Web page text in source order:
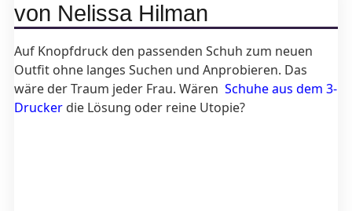
von Nelissa Hilman
Auf Knopfdruck den passenden Schuh zum neuen
Outfit ohne langes Suchen und Anprobieren. Das
wäre der Traum jeder Frau. Wären Schuhe aus dem 3-
Druckerdie Lösung oder reine Utopie?